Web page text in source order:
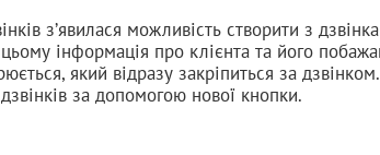
з’явилася можливість створити з
інформація про клієнта та його
який відразу закріпиться за
за допомогою нової кнопки.